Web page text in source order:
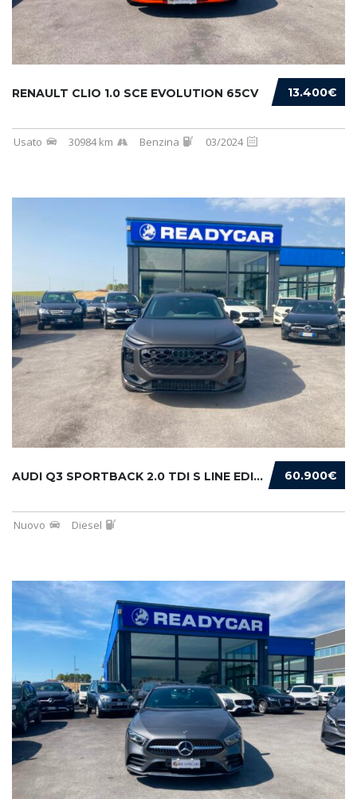
13.400€
RENAULT CLIO 1.0 SCE EVOLUTION 65CV
Usato 30984 km Benzina 03/2024
60.900€
AUDI Q3 SPORTBACK 2.0 TDI S LINE EDITION 150...
Nuovo Diesel